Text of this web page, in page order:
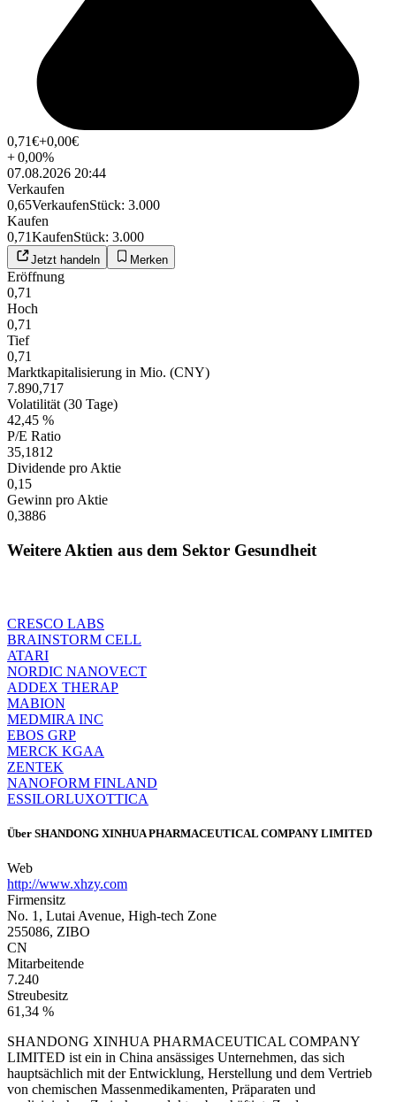
0,71€+0,00€
+0,00%
07.08.2026 20:44
Verkaufen
0,65VerkaufenStück: 3.000
Kaufen
0,71KaufenStück: 3.000
Jetzt handeln Merken
Eröffnung
0,71
Hoch
0,71
Tief
0,71
Marktkapitalisierung in Mio. (CNY)
7.890,717
Volatilität (30 Tage)
42,45 %
P/E Ratio
35,1812
Dividende pro Aktie
0,15
Gewinn pro Aktie
0,3886
Weitere Aktien aus dem Sektor Gesundheit
CRESCO LABS
BRAINSTORM CELL
ATARI
NORDIC NANOVECT
ADDEX THERAP
MABION
MEDMIRA INC
EBOS GRP
MERCK KGAA
ZENTEK
NANOFORM FINLAND
ESSILORLUXOTTICA
Über SHANDONG XINHUA PHARMACEUTICAL COMPANY LIMITED
Web
http://www.xhzy.com
Firmensitz
No. 1, Lutai Avenue, High-tech Zone
255086, ZIBO
CN
Mitarbeitende
7.240
Streubesitz
61,34 %
SHANDONG XINHUA PHARMACEUTICAL COMPANY
LIMITED ist ein in China ansässiges Unternehmen, das sich
hauptsächlich mit der Entwicklung, Herstellung und dem Vertrieb
von chemischen Massenmedikamenten, Präparaten und